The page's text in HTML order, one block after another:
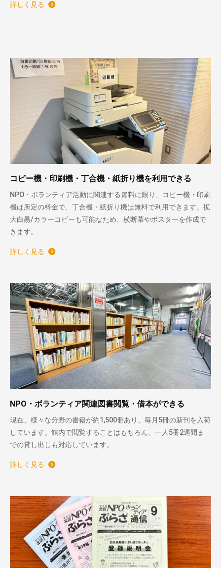
詳しく見る
コピー機・印刷機・丁合機・紙折り機を利用できる
NPO・ボランティア活動に関連する資料に限り、コピー機・印刷
機は所定の料金で、丁合機・紙折り機は無料で利用できます。拡
大白黒/カラーコピーも可能なため、横断幕やポスターを作成で
きます。
詳しく見る
NPO・ボランティア関連図書閲覧・借本ができる
現在、様々な分野の書籍が約1,500冊あり、毎月5冊の新刊を入荷
しています。館内で閲覧することはもちろん、一人5冊2週間ま
での貸し出しも対応しています。
詳しく見る